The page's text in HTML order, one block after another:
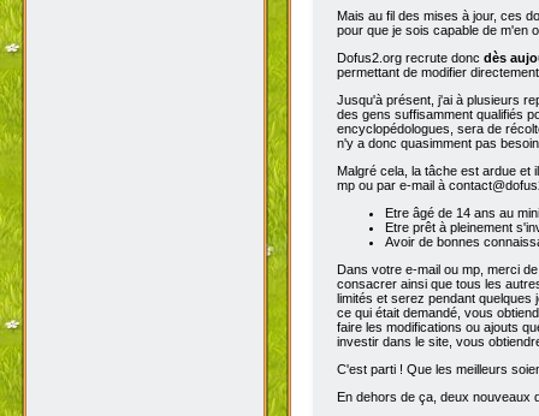
Mais au fil des mises à jour, ces
pour que je sois capable de m'en
Dofus2.org recrute donc dès
permettant de modifier
Jusqu'à présent, j'ai à plusieurs
des gens suffisamment qualifiés
encyclopédologues, sera de
n'y a donc quasimment pas
Malgré cela, la tâche est ardue
mp ou par e-mail à
Etre âgé de 14 ans au
Etre prêt à pleinement
Avoir de bonnes
Dans votre e-mail ou mp, merci
consacrer ainsi que tous les
limités et serez pendant
ce qui était demandé, vous
faire les modifications ou ajouts
investir dans le site, vous
C'est parti ! Que les meilleurs
En dehors de ça, deux nouveaux